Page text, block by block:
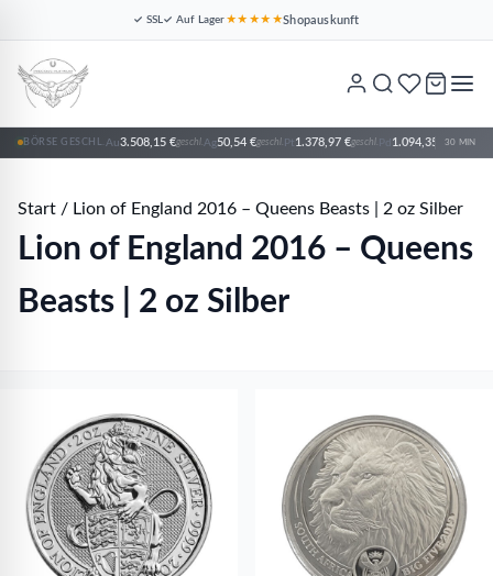
✓ SSL✓ Auf Lager ★★★★★Shopauskunft
BÖRSE GESCHL. Au3.508,15 €geschl. Ag50,54 €geschl. Pt 1.378,97 €geschl. 1.094,35 €geschl.
30 MIN
Start / Lion of England 2016 – Queens Beasts | 2 oz Silber
Lion of England 2016 – Queens
Beasts | 2 oz Silber